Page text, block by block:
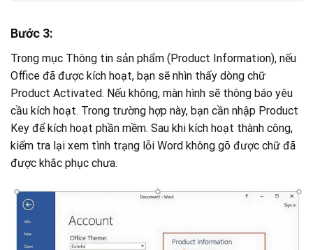
Bước 3:
Trong mục Thông tin sản phẩm (Product Information), nếu
Office đã được kích hoạt, bạn sẽ nhìn thấy dòng chữ
Product Activated. Nếu không, màn hình sẽ thông báo yêu
cầu kích hoạt. Trong trường hợp này, bạn cần nhập Product
Key để kích hoạt phần mềm. Sau khi kích hoạt thành công,
kiểm tra lại xem tình trạng lỗi Word không gõ được chữ đã
được khắc phục chưa.